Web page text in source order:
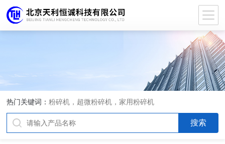
热门关键词：粉碎机，超微粉碎机，家用粉碎机